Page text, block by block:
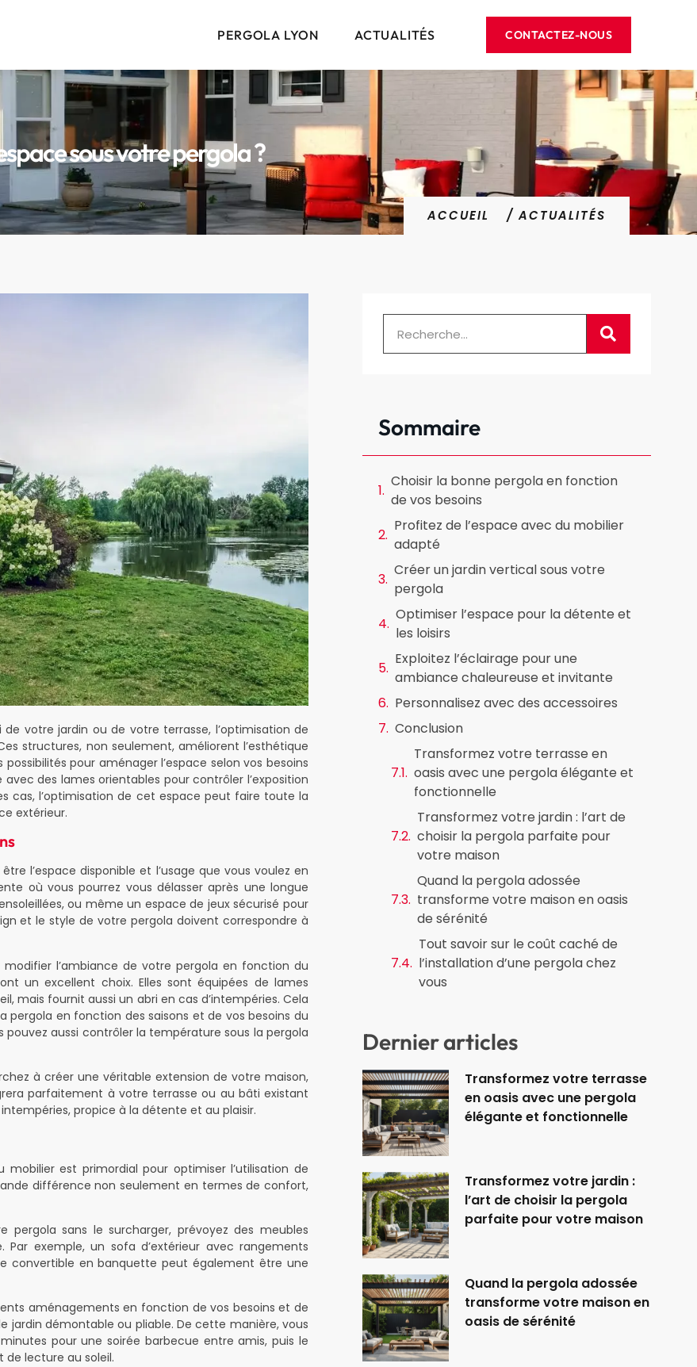
PERGOLA LYON ACTUALITÉS CONTACTEZ-NOUS
sous votre pergola ?
ACCUEIL / ACTUALITÉS
votre jardin ou de votre terrasse, l’optimisation de
structures, non seulement, améliorent l’esthétique
pour aménager l’espace selon vos besoins
des lames orientables pour contrôler l’exposition
cas, l’optimisation de cet espace peut faire toute la
extérieur.
l’espace disponible et l’usage que vous voulez en
où vous pourrez vous délasser après une longue
ou même un espace de jeux sécurisé pour
et le style de votre pergola doivent correspondre à
l’ambiance de votre pergola en fonction du
un excellent choix. Elles sont équipées de lames
mais fournit aussi un abri en cas d’intempéries. Cela
pergola en fonction des saisons et de vos besoins du
aussi contrôler la température sous la pergola
à créer une véritable extension de votre maison,
parfaitement à votre terrasse ou au bâti existant
propice à la détente et au plaisir.
est primordial pour optimiser l’utilisation de
différence non seulement en termes de confort,
pergola sans le surcharger, prévoyez des meubles
exemple, un sofa d’extérieur avec rangements
convertible en banquette peut également être une
aménagements en fonction de vos besoins et de
jardin démontable ou pliable. De cette manière, vous
pour une soirée barbecue entre amis, puis le
lecture au soleil.
Sommaire
Choisir la bonne pergola en fonction
de vos besoins
Profitez de l’espace avec du mobilier
adapté
Créer un jardin vertical sous votre
pergola
Optimiser l’espace pour la détente et
les loisirs
Exploitez l’éclairage pour une
ambiance chaleureuse et invitante
Personnalisez avec des accessoires
Conclusion
Transformez votre terrasse en
oasis avec une pergola élégante et
fonctionnelle
Transformez votre jardin : l’art de
choisir la pergola parfaite pour
votre maison
Quand la pergola adossée
transforme votre maison en oasis
de sérénité
Tout savoir sur le coût caché de
l’installation d’une pergola chez
vous
Dernier articles
Transformez votre terrasse
en oasis avec une pergola
élégante et fonctionnelle
Transformez votre jardin :
l’art de choisir la pergola
parfaite pour votre maison
Quand la pergola adossée
transforme votre maison en
oasis de sérénité